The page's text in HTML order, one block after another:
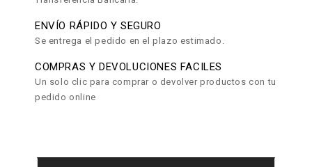
ENVÍO RÁPIDO Y SEGURO
Se entrega el pedido en el plazo estimado.
COMPRAS Y DEVOLUCIONES FACILES
Un solo clic para comprar o devolver productos con tu
pedido online